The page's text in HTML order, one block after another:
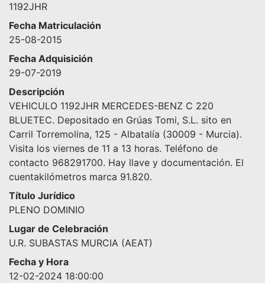
1192JHR
Fecha Matriculación
25-08-2015
Fecha Adquisición
29-07-2019
Descripción
VEHICULO 1192JHR MERCEDES-BENZ C 220
BLUETEC. Depositado en Grúas Tomi, S.L. sito en
Carril Torremolina, 125 - Albatalía (30009 - Murcia).
Visita los viernes de 11 a 13 horas. Teléfono de
contacto 968291700. Hay llave y documentación. El
cuentakilómetros marca 91.820.
Título Jurídico
PLENO DOMINIO
Lugar de Celebración
U.R. SUBASTAS MURCIA (AEAT)
Fecha y Hora
12-02-2024 18:00:00